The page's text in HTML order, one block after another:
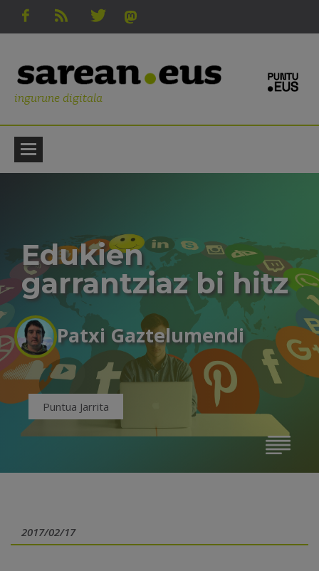
ingurune digitala
Edukien
garrantziaz bi hitz
Patxi Gaztelumendi
Puntua Jarrita
2017/02/17